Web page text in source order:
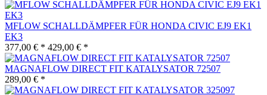
MFLOW SCHALLDÄMPFER FÜR HONDA CIVIC EJ9 EK1
EK3
377,00 € * 429,00 € *
MAGNAFLOW DIRECT FIT KATALYSATOR 72507
289,00 € *